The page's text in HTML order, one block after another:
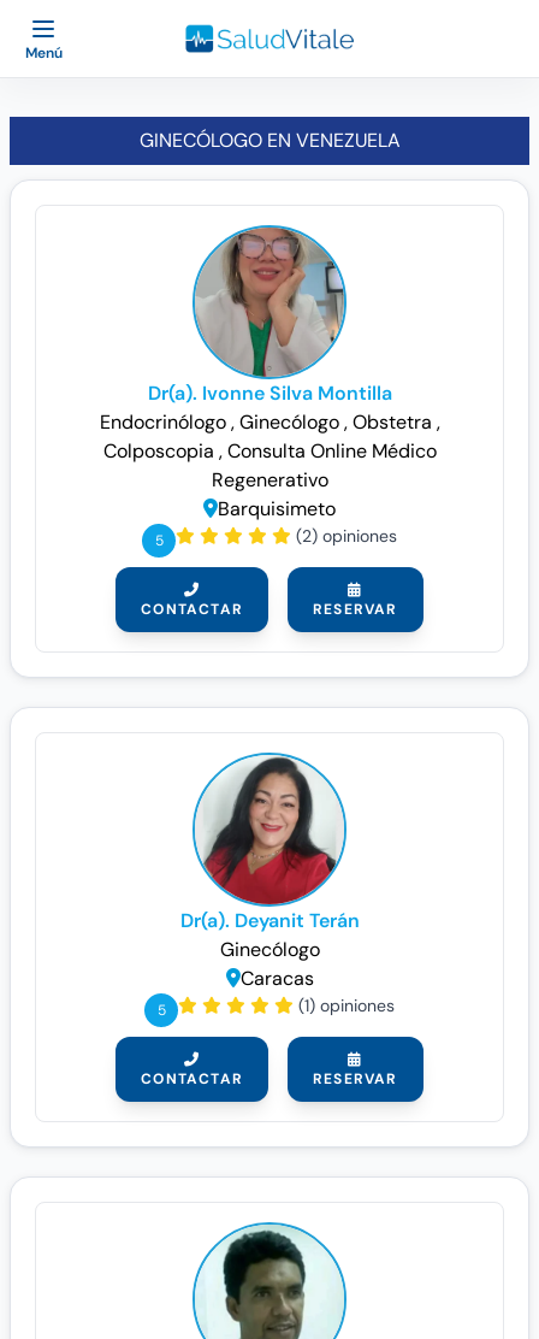
Menú
GINECÓLOGO EN VENEZUELA
Dr(a). Ivonne Silva Montilla
Endocrinólogo, Ginecólogo, Obstetra ,
Colposcopia , Consulta Online Médico
Regenerativo
Barquisimeto
5 (2) opiniones
CONTACTAR RESERVAR
Dr(a). Deyanit Terán
Ginecólogo
Caracas
5 (1) opiniones
CONTACTAR RESERVAR